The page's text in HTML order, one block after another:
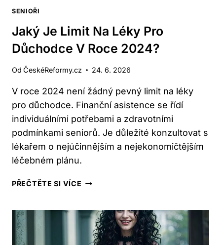
SENIOŘI
Jaký Je Limit Na Léky Pro
Důchodce V Roce 2024?
Od ČeskéReformy.cz 24. 6. 2026
V roce 2024 není žádný pevný limit na léky
pro důchodce. Finanční asistence se řídí
individuálními potřebami a zdravotními
podmínkami seniorů. Je důležité konzultovat s
lékařem o nejúčinnějším a nejekonomičtějším
léčebném plánu.
PŘEČTĚTE SI VÍCE JAKÝ
NA
LÉKY
PRO